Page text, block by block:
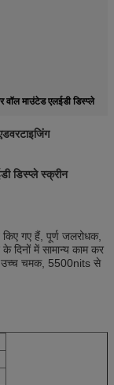
माउंटेड एलईडी डिस्प्ले
डिस्प्ले स्क्रीन
किए गए हैं, पूर्ण जलरोधक,
दिनों में सामान्य काम कर
चमक, 5500nits से